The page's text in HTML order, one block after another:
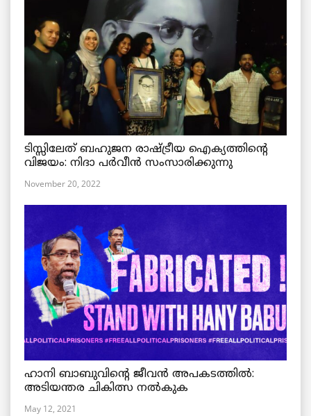
ടിസ്സിലേത് ബഹുജന രാഷ്ട്രീയ ഐക്യത്തിന്റെ
വിജയം: നിദാ പർവീൻ സംസാരിക്കുന്നു
November 20, 2022
ഹാനി ബാബുവിന്റെ ജീവൻ അപകടത്തിൽ:
അടിയന്തര ചികിത്സ നൽകുക
May 12, 2021